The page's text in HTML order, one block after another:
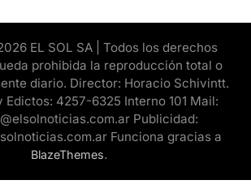
EL SOL SA | Todos los derechos
prohibida la reproducción total o
diario. Director: Horacio Schivintt.
Edictos: 4257-6325 Interno 101 Mail:
Publicidad:
Funciona gracias a
BlazeThemes.